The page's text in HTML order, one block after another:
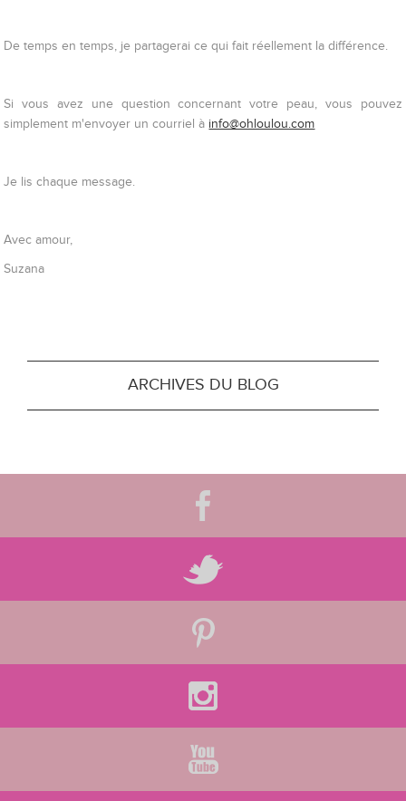
De temps en temps, je partagerai ce qui fait réellement la différence.
Si vous avez une question concernant votre peau, vous pouvez
simplement m'envoyer un courriel à info@ohloulou.com
Je lis chaque message.
Avec amour,
Suzana
ARCHIVES DU BLOG